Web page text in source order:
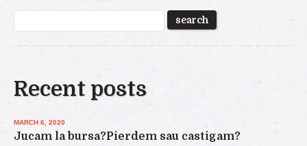
Recent posts
MARCH 6, 2020
Jucam la bursa?Pierdem sau castigam?